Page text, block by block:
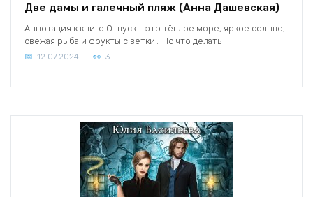
Две дамы и галечный пляж (Анна Дашевская)
Аннотация к книге Отпуск – это тёплое море, яркое солнце,
свежая рыба и фрукты с ветки… Но что делать
12.07.2024 3